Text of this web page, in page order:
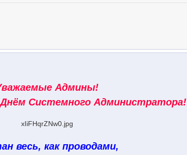
Админы!
Системного Администратора!
xIiFHqrZNw0.jpg
весь, как проводами,